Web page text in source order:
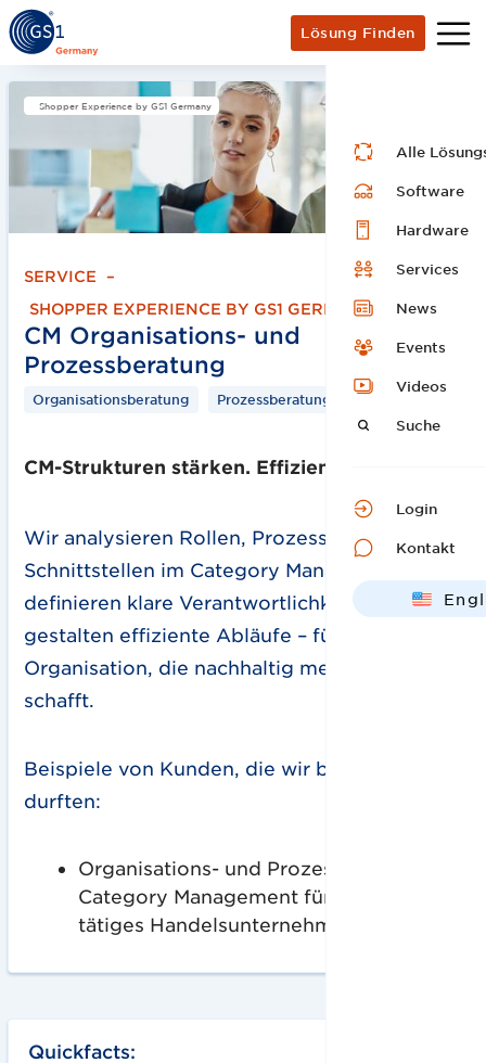
Lösung Finden
Alle
Software
Hardware
Services
News
Events
Videos
Suche
Login
Kontakt
Shopper Experience by GS1 Germany
SERVICE –
SHOPPER EXPERIENCE BY GS1 GERMANY
CM Organisations- und
Prozessberatung
Organisationsberatung Prozessberatung
CM-Strukturen stärken. Effizienz steigern.
Wir analysieren Rollen, Prozesse und
Schnittstellen im Category Management,
definieren klare Verantwortlichkeiten und
gestalten effiziente Abläufe – für eine
Organisation, die nachhaltig mehr Wert
schafft.
Beispiele von Kunden, die wir begleiten
durften:
Organisations- und Prozessberatung im
Category Management für ein national
tätiges Handelsunternehmen in DACH.
Quickfacts: